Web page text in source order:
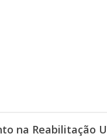
na Reabilitação